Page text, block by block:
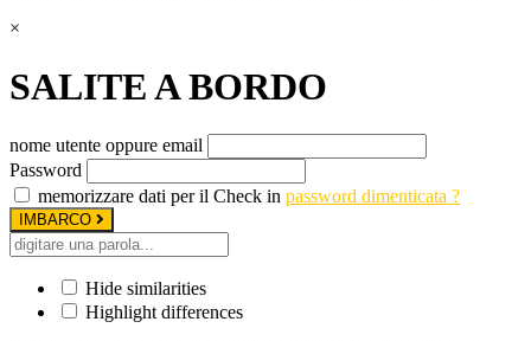
×
SALITE A BORDO
nome utente oppure email
Password
memorizzare dati per il Check in password dimenticata ?
IMBARCO
Hide similarities
Highlight differences